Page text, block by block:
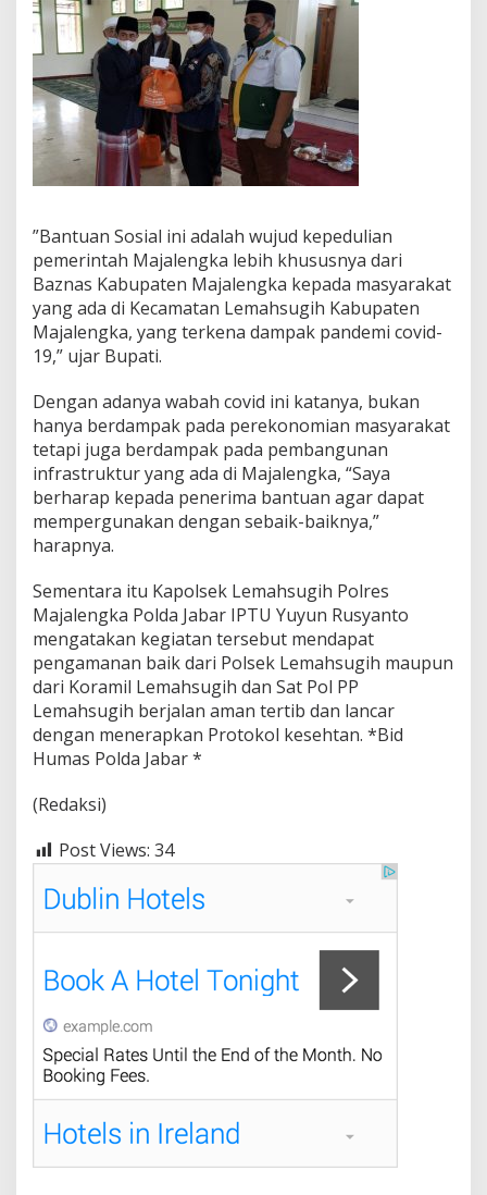
a
d
a
M
U
I
D
e
a
h
P
P
K
M
”Bantuan Sosial ini adalah wujud kepedulian
pemerintah Majalengka lebih khususnya dari
Baznas Kabupaten Majalengka kepada masyarakat
yang ada di Kecamatan Lemahsugih Kabupaten
Majalengka, yang terkena dampak pandemi covid-
19,” ujar Bupati.
Dengan adanya wabah covid ini katanya, bukan
hanya berdampak pada perekonomian masyarakat
tetapi juga berdampak pada pembangunan
infrastruktur yang ada di Majalengka, “Saya
berharap kepada penerima bantuan agar dapat
mempergunakan dengan sebaik-baiknya,”
harapnya.
Sementara itu Kapolsek Lemahsugih Polres
Majalengka Polda Jabar IPTU Yuyun Rusyanto
mengatakan kegiatan tersebut mendapat
pengamanan baik dari Polsek Lemahsugih maupun
dari Koramil Lemahsugih dan Sat Pol PP
Lemahsugih berjalan aman tertib dan lancar
dengan menerapkan Protokol kesehtan. *Bid
Humas Polda Jabar *
(Redaksi)
Post Views: 34